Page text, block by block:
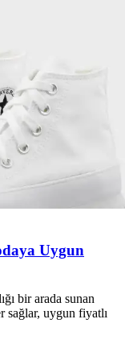
Uygun
bir arada sunan
sağlar, uygun fiyatlı